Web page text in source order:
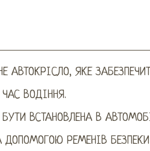
АВТОКРІСЛО, ЯКЕ
ВОДІННЯ.
ВСТАНОВЛЕНА ​​В
ДОПОМОГОЮ РЕМЕНІВ